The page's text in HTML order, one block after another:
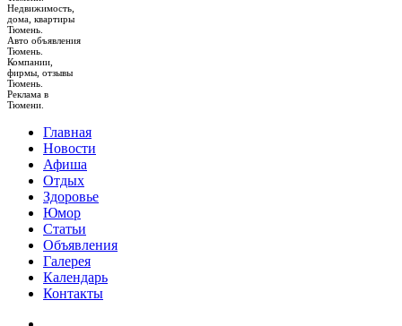
Недвижимость,
дома, квартиры
Тюмень.
Авто объявления
Тюмень.
Компании,
фирмы, отзывы
Тюмень.
Реклама в
Тюмени.
Главная
Новости
Афиша
Отдых
Здоровье
Юмор
Статьи
Объявления
Галерея
Календарь
Контакты